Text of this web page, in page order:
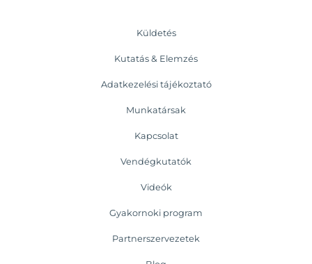
Küldetés
Kutatás & Elemzés
Adatkezelési tájékoztató
Munkatársak
Kapcsolat
Vendégkutatók
Videók
Gyakornoki program
Partnerszervezetek